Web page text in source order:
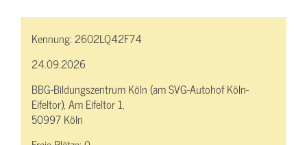
Kennung:2602LQ42F74
24.09.2026
BBG-Bildungszentrum Köln (am SVG-Autohof Köln-
Eifeltor), Am Eifeltor 1,
50997 Köln